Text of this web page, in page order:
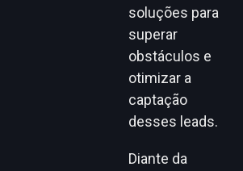
soluções para
superar
obstáculos e
otimizar a
captação
desses leads.
Diante da